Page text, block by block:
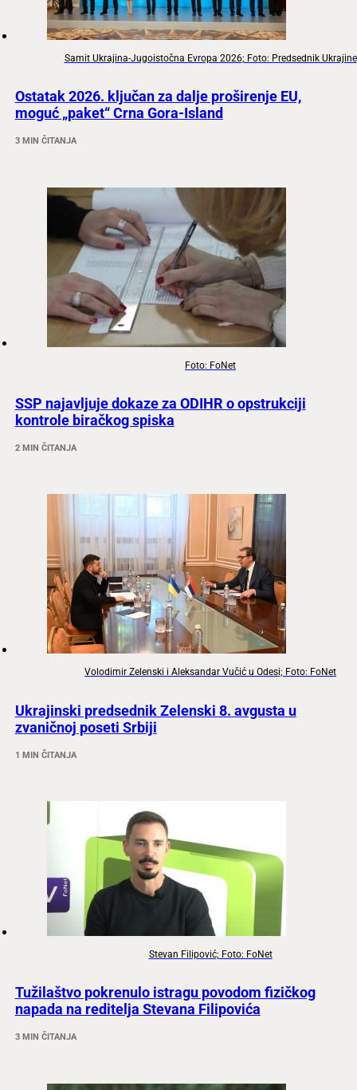
Samit Ukrajina-Jugoistočna Evropa 2026; Foto: Predsednik Ukrajine
Ostatak 2026. ključan za dalje proširenje EU,
moguć „paket“ Crna Gora-Island
3 MIN ČITANJA
Foto: FoNet
SSP najavljuje dokaze za ODIHR o opstrukciji
kontrole biračkog spiska
2 MIN ČITANJA
Volodimir Zelenski i Aleksandar Vučić u Odesi; Foto: FoNet
Ukrajinski predsednik Zelenski 8. avgusta u
zvaničnoj poseti Srbiji
1 MIN ČITANJA
Stevan Filipović; Foto: FoNet
Tužilaštvo pokrenulo istragu povodom fizičkog
napada na reditelja Stevana Filipovića
3 MIN ČITANJA